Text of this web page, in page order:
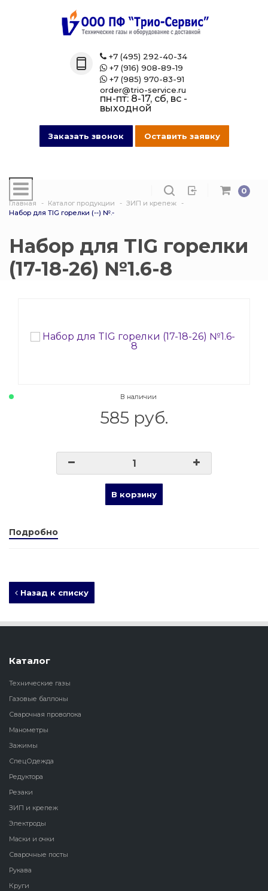
Назад
Технические газы
Азот
Ацетилен
Углекислота
Газовые баллоны
016 Сварочная проволока
007 Зажимы
014 Редуктора
018 Электроды
Товары маркетплейсов
0
+7 (495) 292-40-34
+7 (916) 908-89-19
+7 (985) 970-83-91
order@trio-service.ru
пн-пт: 8-17, сб, вс -
выходной
Заказать звонок Оставить заявку
Главная Каталог продукции
ЗИП и крепеж
Набор для TIG горелки (--) №.-
Набор для TIG горелки
(17-18-26) №1.6-8
В наличии
585 руб.
В корзину
Подробно
Назад к списку
Каталог
Технические газы
Газовые баллоны
Сварочная проволока
Манометры
Зажимы
СпецОдежда
Редуктора
Резаки
ЗИП и крепеж
Электроды
Маски и очки
Сварочные посты
Рукава
Круги